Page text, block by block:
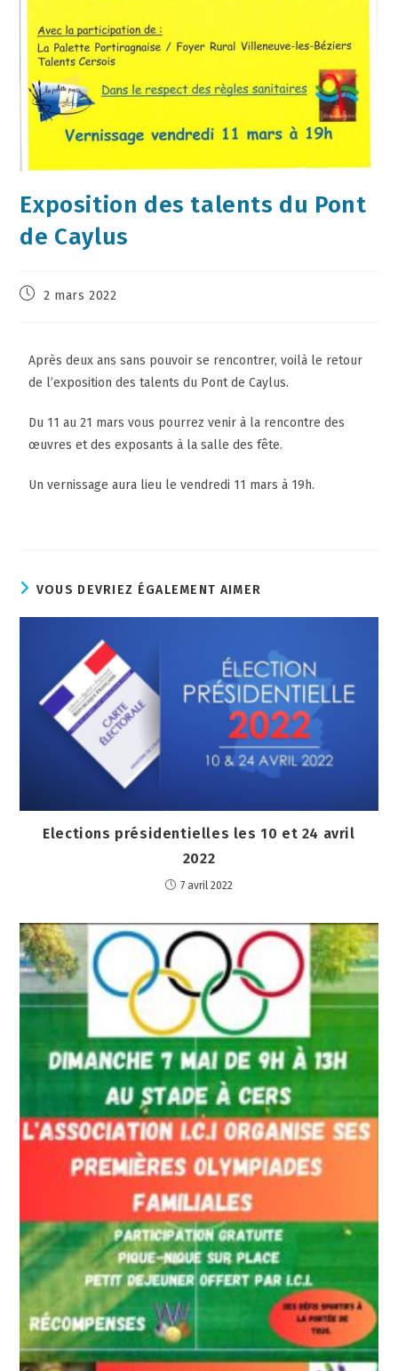
Exposition des talents du Pont
de Caylus
2 mars 2022
Après deux ans sans pouvoir se rencontrer, voilà le retour
de l’exposition des talents du Pont de Caylus.
Du 11 au 21 mars vous pourrez venir à la rencontre des
œuvres et des exposants à la salle des fête.
Un vernissage aura lieu le vendredi 11 mars à 19h.
VOUS DEVRIEZ ÉGALEMENT AIMER
Elections présidentielles les 10 et 24 avril
2022
7 avril 2022